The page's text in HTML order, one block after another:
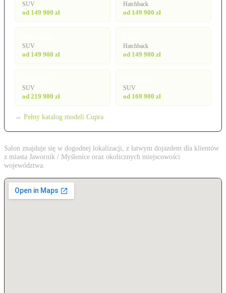
SUV
od 149 900 zł
Hatchback
od 149 900 zł
SUV
od 149 900 zł
Hatchback
od 149 900 zł
SUV
od 219 900 zł
SUV
od 169 900 zł
→ Pełny katalog modeli Cupra
Salon znajduje się w dogodnej lokalizacji, z łatwym dojazdem dla klientów
z miasta Jawornik / Myślenice oraz okolicznych miejscowości
województwa.